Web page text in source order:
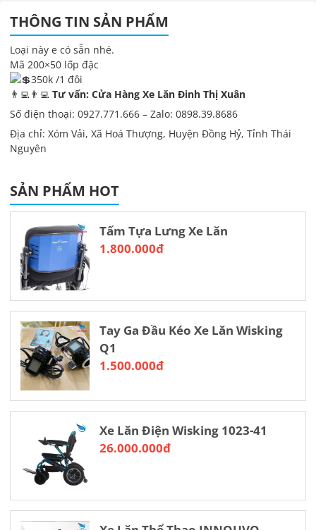
THÔNG TIN SẢN PHẨM
Loại này e có sẵn nhé.
Mã 200×50 lốp đặc
350k /1 đôi
👨‍💻👨‍💻 Tư vấn: Cửa Hàng Xe Lăn Đinh Thị Xuân
Số điện thoại: 0927.771.666 – Zalo: 0898.39.8686
Địa chỉ: Xóm Vải, Xã Hoá Thượng, Huyện Đồng Hỷ, Tỉnh Thái
Nguyên
SẢN PHẨM HOT
Tấm Tựa Lưng Xe Lăn
1.800.000đ
Tay Ga Đầu Kéo Xe Lăn Wisking
Q1
1.500.000đ
Xe Lăn Điện Wisking 1023-41
26.000.000đ